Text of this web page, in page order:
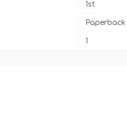
1st
Paperback
1